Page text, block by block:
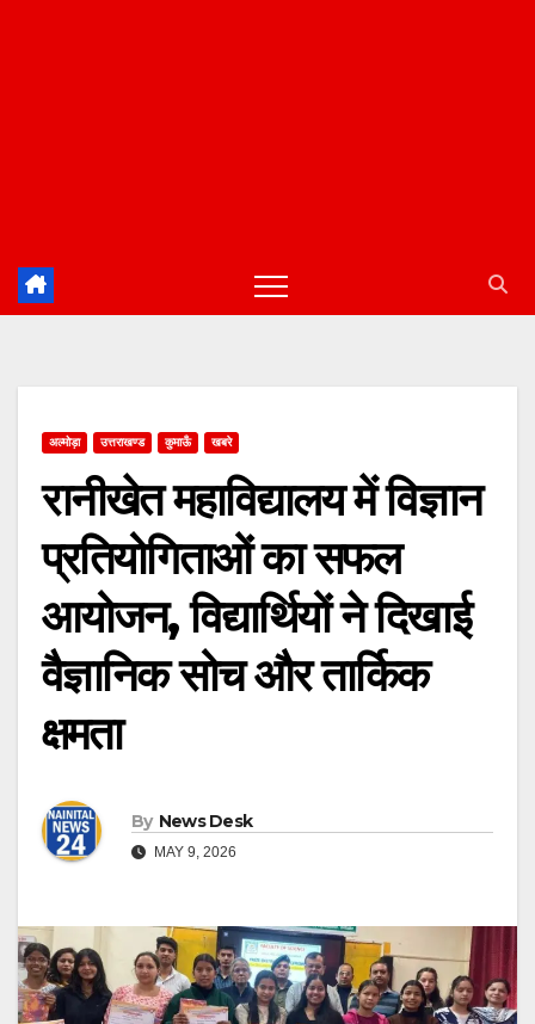
अल्मोड़ा उत्तराखण्ड कुमाऊँ खबरे
रानीखेत महाविद्यालय में विज्ञान
प्रतियोगिताओं का सफल
आयोजन, विद्यार्थियों ने दिखाई
वैज्ञानिक सोच और तार्किक
क्षमता
By News Desk
MAY 9, 2026